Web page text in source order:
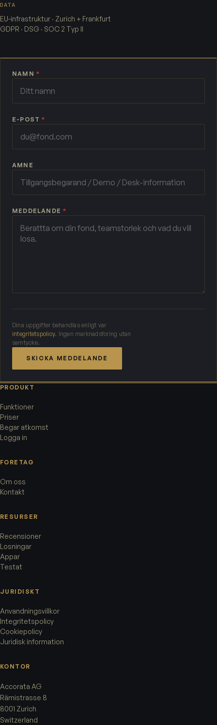
DATA
EU-infrastruktur · Zurich + Frankfurt
GDPR · DSG · SOC 2 Typ II
NAMN *
E-POST*
AMNE
MEDDELANDE*
Dina uppgifter behandlas enligt var
integritetspolicy. Ingen marknadsforing utan
samtycke.
SKICKA MEDDELANDE
PRODUKT
Funktioner
Priser
Begar atkomst
Logga in
FORETAG
Om oss
Kontakt
RESURSER
Recensioner
Losningar
Appar
Testat
JURIDISKT
Anvandningsvillkor
Integritetspolicy
Cookiepolicy
Juridisk information
KONTOR
Accorata AG
Rämistrasse 8
8001 Zurich
Switzerland